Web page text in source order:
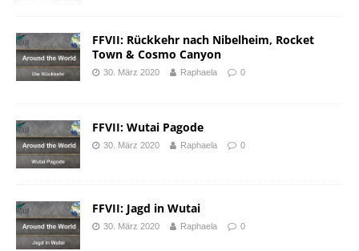
FFVII: Rückkehr nach Nibelheim, Rocket
Town & Cosmo Canyon
30. März 2020 Raphaela 0
FFVII: Wutai Pagode
30. März 2020 Raphaela 0
FFVII: Jagd in Wutai
30. März 2020 Raphaela 0